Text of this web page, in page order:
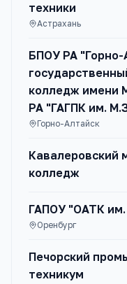
техники
Астрахань
БПОУ РА "Горно-
колледж имени
РА "ГАГПК им.
Горно-Алтайск
Кавалеровский
колледж
ГАПОУ "ОАТК
Оренбург
Печорский
техникум